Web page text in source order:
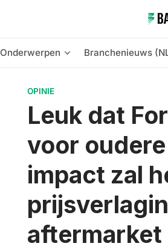
Onderwerpen Branchenieuws
OPINIE
Leuk dat
voor
impact zal
aftermarket